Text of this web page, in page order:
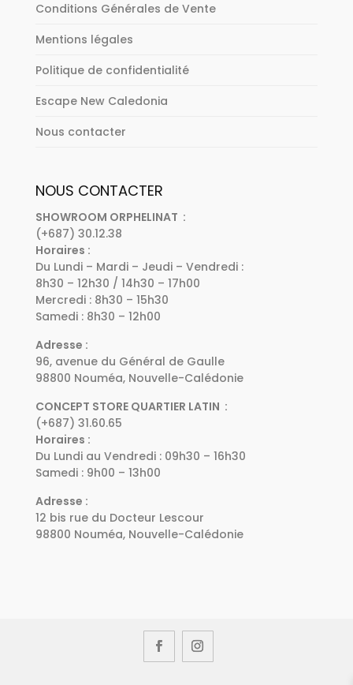
Conditions Générales de Vente
Mentions légales
Politique de confidentialité
Escape New Caledonia
Nous contacter
NOUS CONTACTER
SHOWROOM ORPHELINAT :
(+687) 30.12.38
Horaires :
Du Lundi – Mardi – Jeudi – Vendredi :
8h30 – 12h30 / 14h30 – 17h00
Mercredi : 8h30 – 15h30
Samedi : 8h30 – 12h00
Adresse :
96, avenue du Général de Gaulle
98800 Nouméa, Nouvelle-Calédonie
CONCEPT STORE QUARTIER LATIN :
(+687) 31.60.65
Horaires :
Du Lundi au Vendredi : 09h30 – 16h30
Samedi : 9h00 – 13h00
Adresse :
12 bis rue du Docteur Lescour
98800 Nouméa, Nouvelle-Calédonie